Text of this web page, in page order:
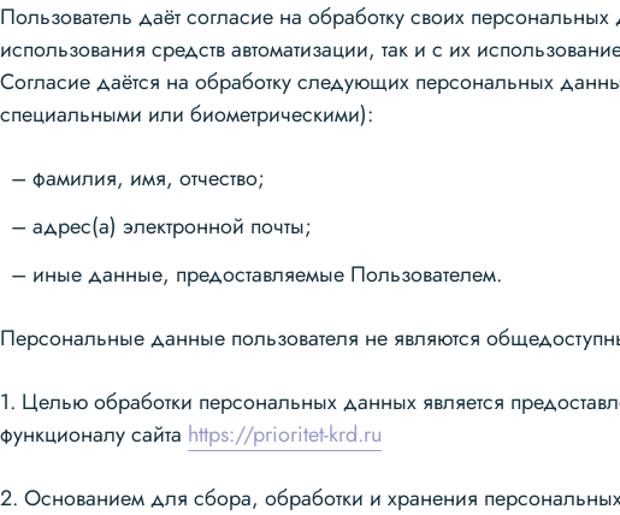
Пользователь даёт согласие на обработку своих
использования средств автоматизации, так и с их
Согласие даётся на обработку следующих персональных
специальными или биометрическими):
фамилия, имя, отчество;
адрес(а) электронной почты;
иные данные, предоставляемые Пользователем.
Персональные данные пользователя не являются
1. Целью обработки персональных данных является
функционалу сайта https://prioritet-krd.ru
2. Основанием для сбора, обработки и хранения